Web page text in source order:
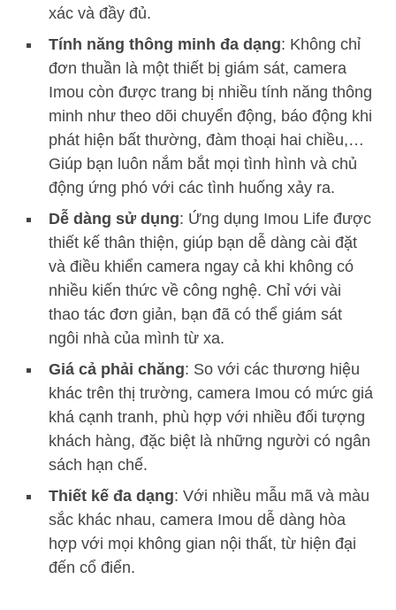
xác và đầy đủ.
Tính năng thông minh đa dạng: Không chỉ
đơn thuần là một thiết bị giám sát, camera
Imou còn được trang bị nhiều tính năng thông
minh như theo dõi chuyển động, báo động khi
phát hiện bất thường, đàm thoại hai chiều,…
Giúp bạn luôn nắm bắt mọi tình hình và chủ
động ứng phó với các tình huống xảy ra.
Dễ dàng sử dụng: Ứng dụng Imou Life được
thiết kế thân thiện, giúp bạn dễ dàng cài đặt
và điều khiển camera ngay cả khi không có
nhiều kiến thức về công nghệ. Chỉ với vài
thao tác đơn giản, bạn đã có thể giám sát
ngôi nhà của mình từ xa.
Giá cả phải chăng: So với các thương hiệu
khác trên thị trường, camera Imou có mức giá
khá cạnh tranh, phù hợp với nhiều đối tượng
khách hàng, đặc biệt là những người có ngân
sách hạn chế.
Thiết kế đa dạng: Với nhiều mẫu mã và màu
sắc khác nhau, camera Imou dễ dàng hòa
hợp với mọi không gian nội thất, từ hiện đại
đến cổ điển.